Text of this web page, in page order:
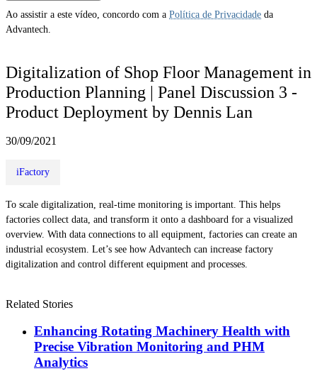
Ao assistir a este vídeo, concordo com a Política de Privacidade da
Advantech.
Digitalization of Shop Floor Management in
Production Planning | Panel Discussion 3 -
Product Deployment by Dennis Lan
30/09/2021
iFactory
To scale digitalization, real-time monitoring is important. This helps
factories collect data, and transform it onto a dashboard for a visualized
overview. With data connections to all equipment, factories can create an
industrial ecosystem. Let’s see how Advantech can increase factory
digitalization and control different equipment and processes.
Related Stories
Enhancing Rotating Machinery Health with
Precise Vibration Monitoring and PHM
Analytics